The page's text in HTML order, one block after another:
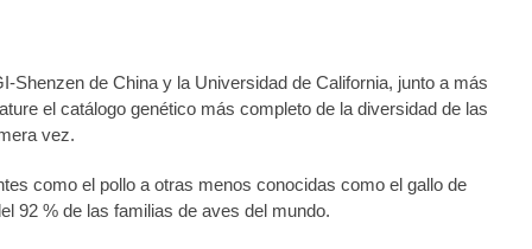
Shenzen de China y la Universidad de California, junto a más
el catálogo genético más completo de la diversidad de las
vez.
como el pollo a otras menos conocidas como el gallo de
92 % de las familias de aves del mundo.